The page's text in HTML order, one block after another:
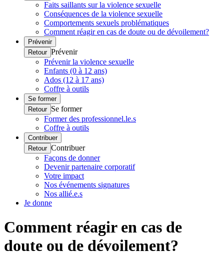
Faits saillants sur la violence sexuelle
Conséquences de la violence sexuelle
Comportements sexuels problématiques
Comment réagir en cas de doute ou de dévoilement?
Prévenir
Retour Prévenir
Prévenir la violence sexuelle
Enfants (0 à 12 ans)
Ados (12 à 17 ans)
Coffre à outils
Se former
Retour Se former
Former des professionnel.le.s
Coffre à outils
Contribuer
Retour Contribuer
Façons de donner
Devenir partenaire corporatif
Votre impact
Nos événements signatures
Nos allié.e.s
Je donne
Comment réagir en cas de
doute ou de dévoilement?